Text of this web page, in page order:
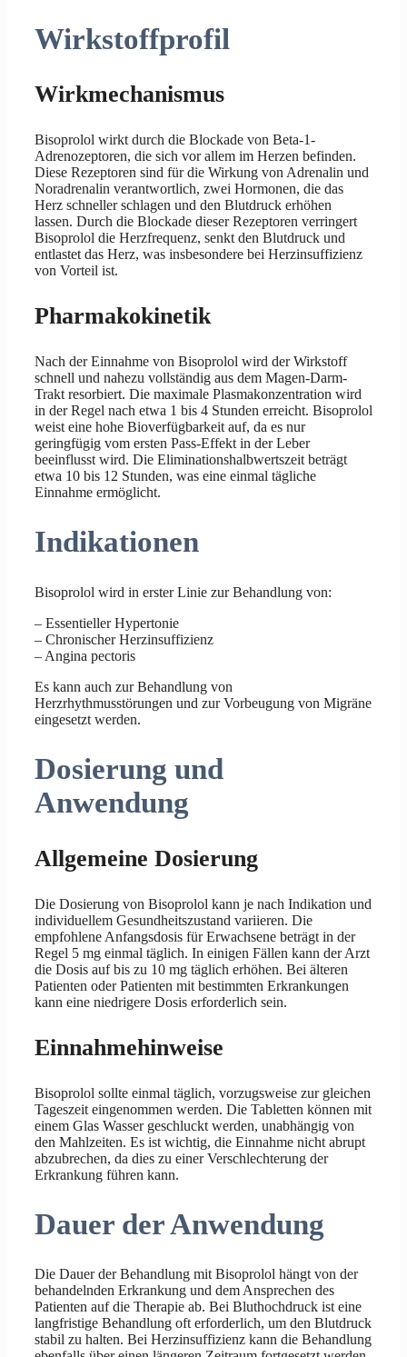
Wirkstoffprofil
Wirkmechanismus
Bisoprolol wirkt durch die Blockade von Beta-1-
Adrenozeptoren, die sich vor allem im Herzen befinden.
Diese Rezeptoren sind für die Wirkung von Adrenalin und
Noradrenalin verantwortlich, zwei Hormonen, die das
Herz schneller schlagen und den Blutdruck erhöhen
lassen. Durch die Blockade dieser Rezeptoren verringert
Bisoprolol die Herzfrequenz, senkt den Blutdruck und
entlastet das Herz, was insbesondere bei Herzinsuffizienz
von Vorteil ist.
Pharmakokinetik
Nach der Einnahme von Bisoprolol wird der Wirkstoff
schnell und nahezu vollständig aus dem Magen-Darm-
Trakt resorbiert. Die maximale Plasmakonzentration wird
in der Regel nach etwa 1 bis 4 Stunden erreicht. Bisoprolol
weist eine hohe Bioverfügbarkeit auf, da es nur
geringfügig vom ersten Pass-Effekt in der Leber
beeinflusst wird. Die Eliminationshalbwertszeit beträgt
etwa 10 bis 12 Stunden, was eine einmal tägliche
Einnahme ermöglicht.
Indikationen
Bisoprolol wird in erster Linie zur Behandlung von:
– Essentieller Hypertonie
– Chronischer Herzinsuffizienz
– Angina pectoris
Es kann auch zur Behandlung von
Herzrhythmusstörungen und zur Vorbeugung von Migräne
eingesetzt werden.
Dosierung und
Anwendung
Allgemeine Dosierung
Die Dosierung von Bisoprolol kann je nach Indikation und
individuellem Gesundheitszustand variieren. Die
empfohlene Anfangsdosis für Erwachsene beträgt in der
Regel 5 mg einmal täglich. In einigen Fällen kann der Arzt
die Dosis auf bis zu 10 mg täglich erhöhen. Bei älteren
Patienten oder Patienten mit bestimmten Erkrankungen
kann eine niedrigere Dosis erforderlich sein.
Einnahmehinweise
Bisoprolol sollte einmal täglich, vorzugsweise zur gleichen
Tageszeit eingenommen werden. Die Tabletten können mit
einem Glas Wasser geschluckt werden, unabhängig von
den Mahlzeiten. Es ist wichtig, die Einnahme nicht abrupt
abzubrechen, da dies zu einer Verschlechterung der
Erkrankung führen kann.
Dauer der Anwendung
Die Dauer der Behandlung mit Bisoprolol hängt von der
behandelnden Erkrankung und dem Ansprechen des
Patienten auf die Therapie ab. Bei Bluthochdruck ist eine
langfristige Behandlung oft erforderlich, um den Blutdruck
stabil zu halten. Bei Herzinsuffizienz kann die Behandlung